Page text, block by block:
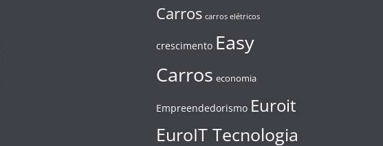
Carros carros elétricos
crescimento Easy
Carros economia
Empreendedorismo Euroit
EuroIT Tecnologia